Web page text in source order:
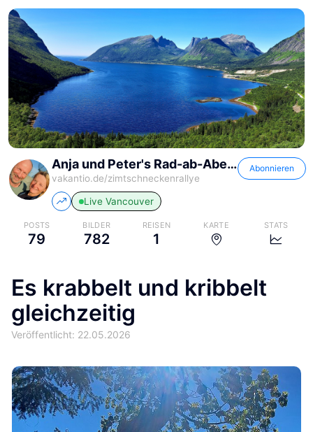
Anja und Peter's Rad-ab-Abenteuer
vakantio.de/zimtschneckenrallye
Abonnieren
Live Vancouver
POSTS
79
BILDER
782
REISEN
1
KARTE STATS
Es krabbelt und kribbelt
gleichzeitig
Veröffentlicht: 22.05.2026